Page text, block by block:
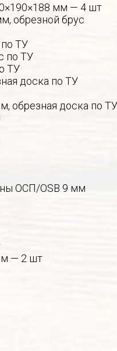
мм — 4 шт
обрезной брус
ТУ
по ТУ
ТУ
доска по ТУ
обрезная доска по ТУ
ОСП/OSB 9 мм
— 2 шт